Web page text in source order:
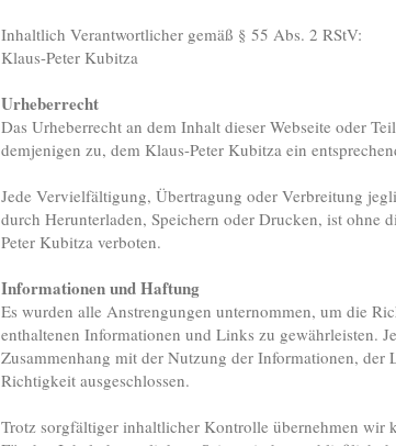
Inhaltlich Verantwortlicher gemäß § 55 Abs. 2 RStV:
Klaus-Peter Kubitza
Urheberrecht
Das Urheberrecht an dem Inhalt dieser Webseite oder
demjenigen zu, dem Klaus-Peter Kubitza ein
Jede Vervielfältigung, Übertragung oder Verbreitung
durch Herunterladen, Speichern oder Drucken, ist
Peter Kubitza verboten.
Informationen und Haftung
Es wurden alle Anstrengungen unternommen, um die
enthaltenen Informationen und Links zu gewährleisten.
Zusammenhang mit der Nutzung der Informationen, der
Richtigkeit ausgeschlossen.
Trotz sorgfältiger inhaltlicher Kontrolle übernehmen wir